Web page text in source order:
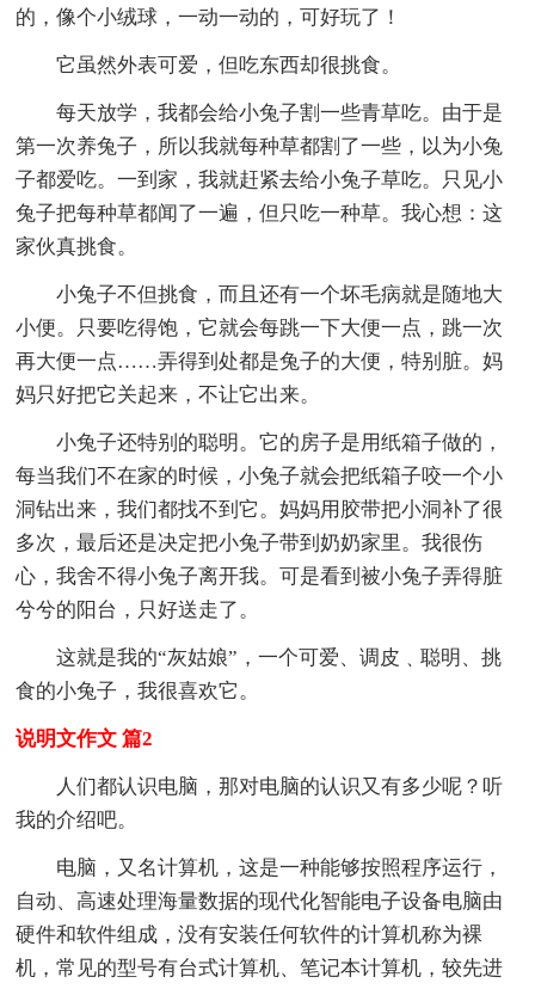
的，像个小绒球，一动一动的，可好玩了！
它虽然外表可爱，但吃东西却很挑食。
每天放学，我都会给小兔子割一些青草吃。由于是
第一次养兔子，所以我就每种草都割了一些，以为小兔
子都爱吃。一到家，我就赶紧去给小兔子草吃。只见小
兔子把每种草都闻了一遍，但只吃一种草。我心想：这
家伙真挑食。
小兔子不但挑食，而且还有一个坏毛病就是随地大
小便。只要吃得饱，它就会每跳一下大便一点，跳一次
再大便一点……弄得到处都是兔子的大便，特别脏。妈
妈只好把它关起来，不让它出来。
小兔子还特别的聪明。它的房子是用纸箱子做的，
每当我们不在家的时候，小兔子就会把纸箱子咬一个小
洞钻出来，我们都找不到它。妈妈用胶带把小洞补了很
多次，最后还是决定把小兔子带到奶奶家里。我很伤
心，我舍不得小兔子离开我。可是看到被小兔子弄得脏
兮兮的阳台，只好送走了。
这就是我的“灰姑娘”，一个可爱、调皮﹑聪明、挑
食的小兔子，我很喜欢它。
说明文作文 篇2
人们都认识电脑，那对电脑的认识又有多少呢？听
我的介绍吧。
电脑，又名计算机，这是一种能够按照程序运行，
自动、高速处理海量数据的现代化智能电子设备电脑由
硬件和软件组成，没有安装任何软件的计算机称为裸
机，常见的型号有台式计算机、笔记本计算机，较先进